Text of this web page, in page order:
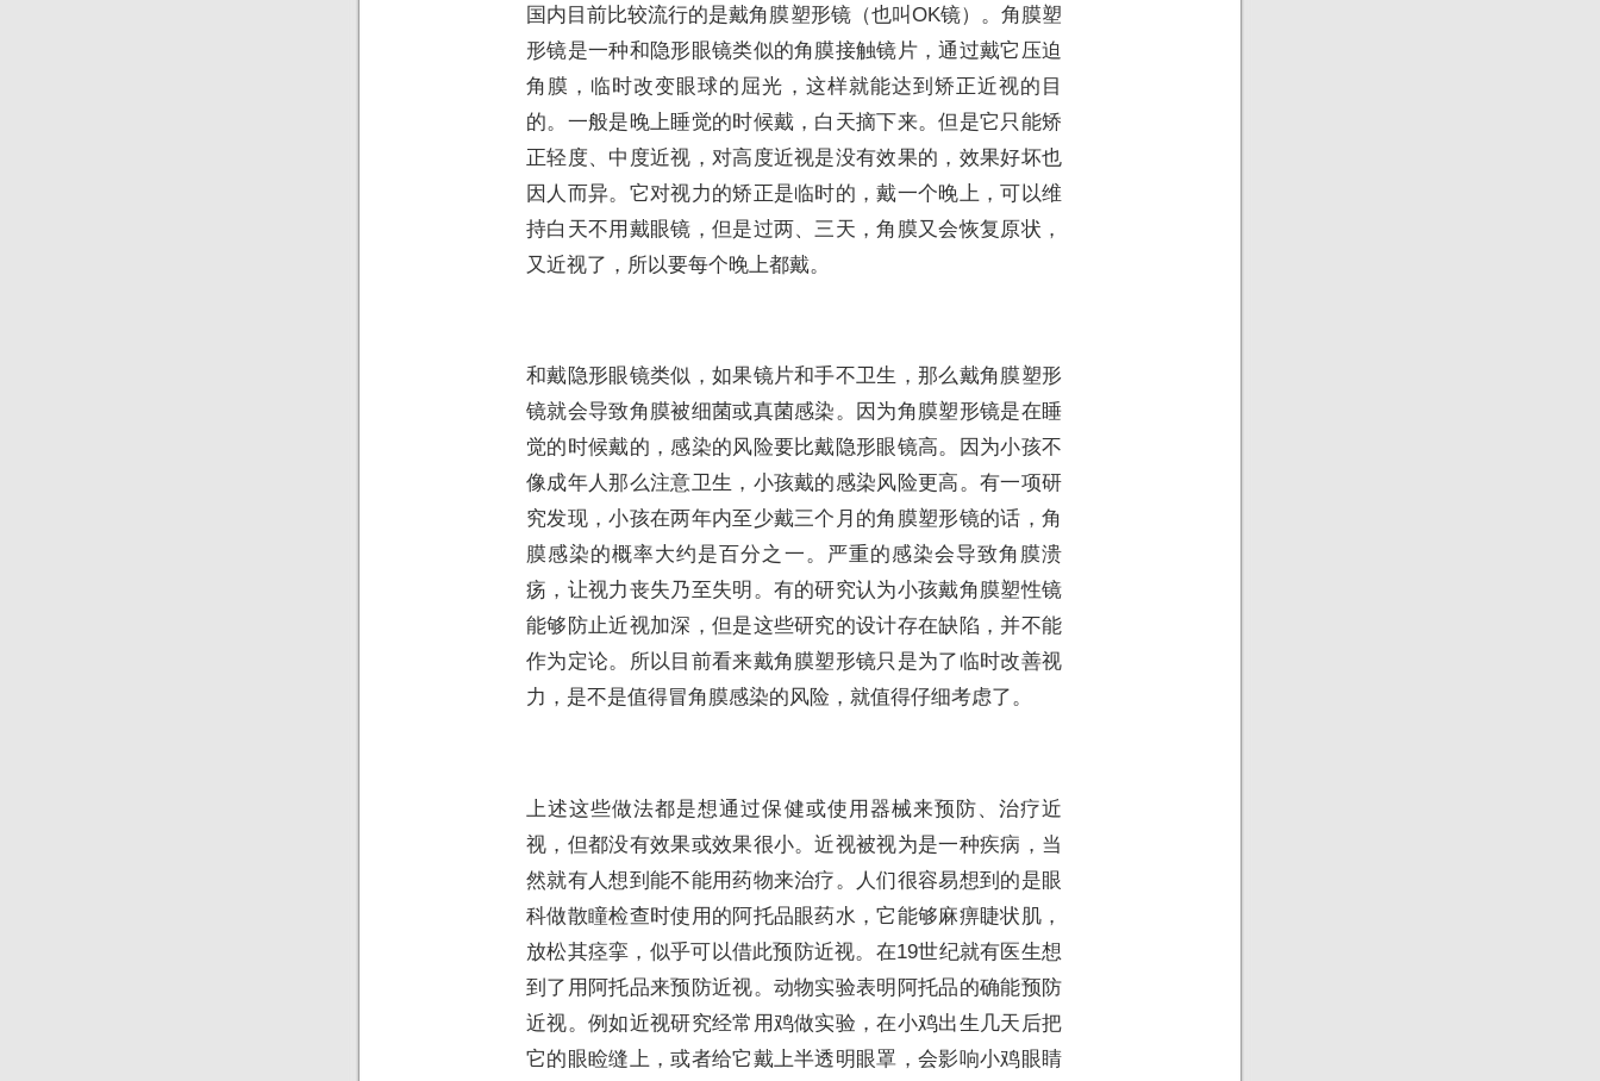
国内目前比较流行的是戴角膜塑形镜（也叫OK镜）。角膜塑
形镜是一种和隐形眼镜类似的角膜接触镜片，通过戴它压迫
角膜，临时改变眼球的屈光，这样就能达到矫正近视的目
的。一般是晚上睡觉的时候戴，白天摘下来。但是它只能矫
正轻度、中度近视，对高度近视是没有效果的，效果好坏也
因人而异。它对视力的矫正是临时的，戴一个晚上，可以维
持白天不用戴眼镜，但是过两、三天，角膜又会恢复原状，
又近视了，所以要每个晚上都戴。
和戴隐形眼镜类似，如果镜片和手不卫生，那么戴角膜塑形
镜就会导致角膜被细菌或真菌感染。因为角膜塑形镜是在睡
觉的时候戴的，感染的风险要比戴隐形眼镜高。因为小孩不
像成年人那么注意卫生，小孩戴的感染风险更高。有一项研
究发现，小孩在两年内至少戴三个月的角膜塑形镜的话，角
膜感染的概率大约是百分之一。严重的感染会导致角膜溃
疡，让视力丧失乃至失明。有的研究认为小孩戴角膜塑性镜
能够防止近视加深，但是这些研究的设计存在缺陷，并不能
作为定论。所以目前看来戴角膜塑形镜只是为了临时改善视
力，是不是值得冒角膜感染的风险，就值得仔细考虑了。
上述这些做法都是想通过保健或使用器械来预防、治疗近
视，但都没有效果或效果很小。近视被视为是一种疾病，当
然就有人想到能不能用药物来治疗。人们很容易想到的是眼
科做散瞳检查时使用的阿托品眼药水，它能够麻痹睫状肌，
放松其痉挛，似乎可以借此预防近视。在19世纪就有医生想
到了用阿托品来预防近视。动物实验表明阿托品的确能预防
近视。例如近视研究经常用鸡做实验，在小鸡出生几天后把
它的眼睑缝上，或者给它戴上半透明眼罩，会影响小鸡眼睛